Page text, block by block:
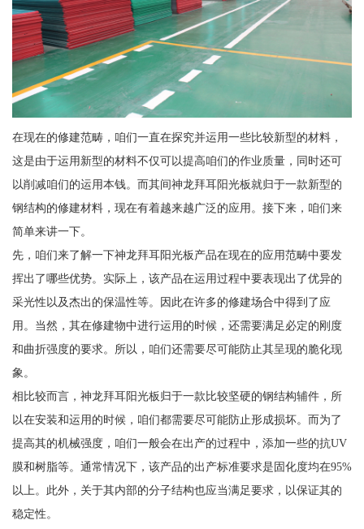
在现在的修建范畴，咱们一直在探究并运用一些比较新型的材料，
这是由于运用新型的材料不仅可以提高咱们的作业质量，同时还可
以削减咱们的运用本钱。而其间神龙拜耳阳光板就归于一款新型的
钢结构的修建材料，现在有着越来越广泛的应用。接下来，咱们来
简单来讲一下。
先，咱们来了解一下神龙拜耳阳光板产品在现在的应用范畴中要发
挥出了哪些优势。实际上，该产品在运用过程中要表现出了优异的
采光性以及杰出的保温性等。因此在许多的修建场合中得到了应
用。当然，其在修建物中进行运用的时候，还需要满足必定的刚度
和曲折强度的要求。所以，咱们还需要尽可能防止其呈现的脆化现
象。
相比较而言，神龙拜耳阳光板归于一款比较坚硬的钢结构辅件，所
以在安装和运用的时候，咱们都需要尽可能防止形成损坏。而为了
提高其的机械强度，咱们一般会在出产的过程中，添加一些的抗UV
膜和树脂等。通常情况下，该产品的出产标准要求是固化度均在95%
以上。此外，关于其内部的分子结构也应当满足要求，以保证其的
稳定性。